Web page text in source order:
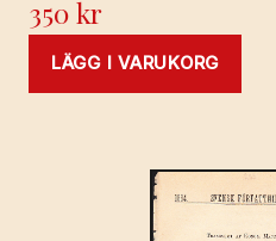
350kr
LÄGG I VARUKORG